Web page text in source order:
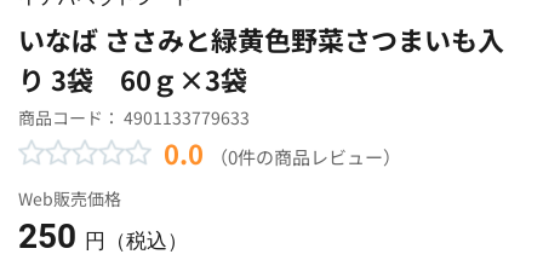
いなば ささみと緑黄色野菜さつまいも入
り 3袋 60ｇ×3袋
商品コード： 4901133779633
0.0 （0件の商品レビュー）
Web販売価格
250 円（税込）